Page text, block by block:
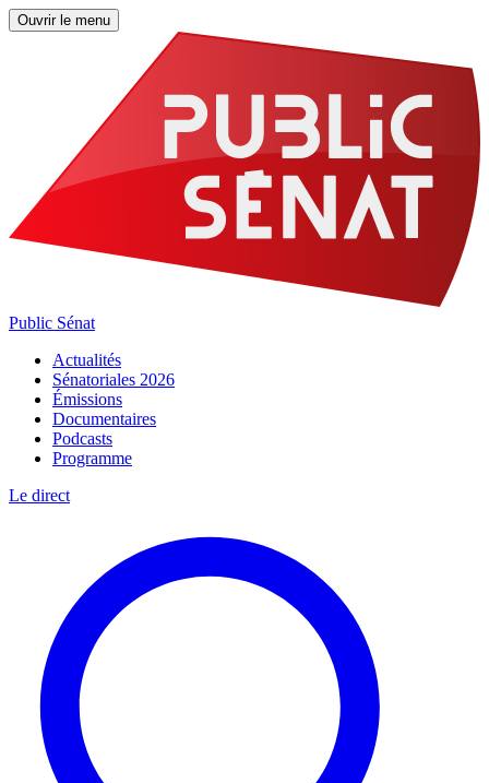
Ouvrir le menu
Public Sénat
Actualités
Sénatoriales 2026
Émissions
Documentaires
Podcasts
Programme
Le direct